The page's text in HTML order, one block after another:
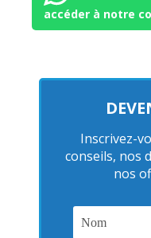
accéder à notre
Inscrivez-
conseils, nos
nos